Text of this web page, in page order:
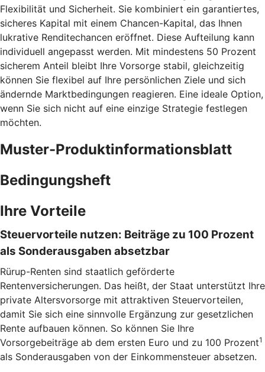
Flexibilität und Sicherheit. Sie kombiniert ein garantiertes,
sicheres Kapital mit einem Chancen-Kapital, das Ihnen
lukrative Renditechancen eröffnet. Diese Aufteilung kann
individuell angepasst werden. Mit mindestens 50 Prozent
sicherem Anteil bleibt Ihre Vorsorge stabil, gleichzeitig
können Sie flexibel auf Ihre persönlichen Ziele und sich
ändernde Marktbedingungen reagieren. Eine ideale Option,
wenn Sie sich nicht auf eine einzige Strategie festlegen
möchten.
Muster-Produktinformationsblatt
Bedingungsheft
Ihre Vorteile
Steuervorteile nutzen: Beiträge zu 100 Prozent
als Sonderausgaben absetzbar
Rürup-Renten sind staatlich geförderte
Rentenversicherungen. Das heißt, der Staat unterstützt Ihre
private Altersvorsorge mit attraktiven Steuervorteilen,
damit Sie sich eine sinnvolle Ergänzung zur gesetzlichen
Rente aufbauen können. So können Sie Ihre
Vorsorgebeiträge ab dem ersten Euro und zu 100 Prozent1
als Sonderausgaben von der Einkommensteuer absetzen.